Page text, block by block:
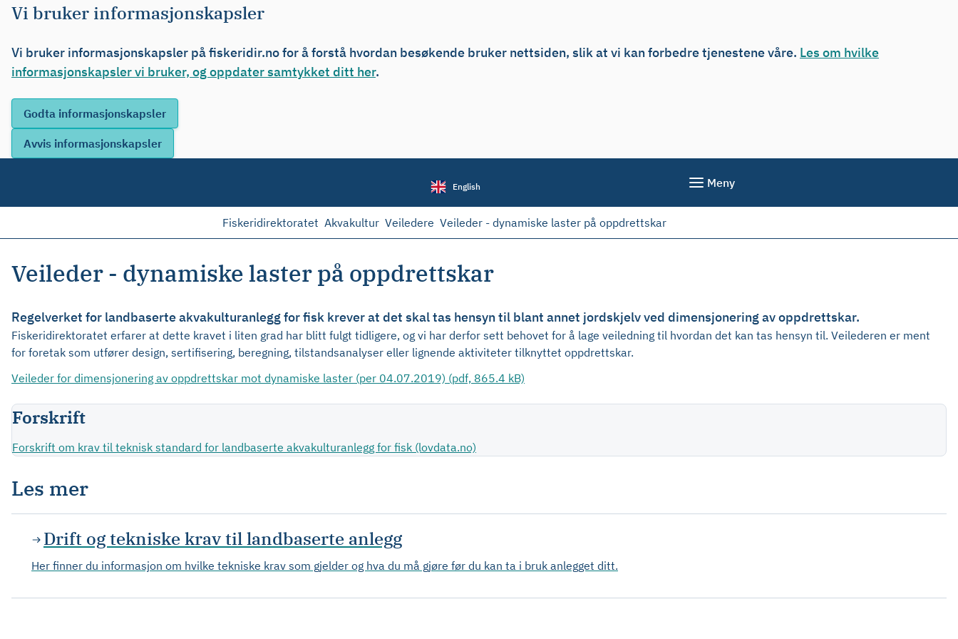
Vi bruker informasjonskapsler
Vi bruker informasjonskapsler på fiskeridir.no for å forstå hvordan besøkende bruker nettsiden, slik at vi kan forbedre tjenestene våre. Les om hvilke
informasjonskapsler vi bruker, og oppdater samtykket ditt her.
English Meny
Fiskeridirektoratet Akvakultur Veiledere Veileder - dynamiske laster på oppdrettskar
Veileder - dynamiske laster på oppdrettskar
Regelverket for landbaserte akvakulturanlegg for fisk krever at det skal tas hensyn til blant annet jordskjelv ved dimensjonering av oppdrettskar.
Fiskeridirektoratet erfarer at dette kravet i liten grad har blitt fulgt tidligere, og vi har derfor sett behovet for å lage veiledning til hvordan det kan tas hensyn til. Veilederen er ment
for foretak som utfører design, sertifisering, beregning, tilstandsanalyser eller lignende aktiviteter tilknyttet oppdrettskar.
Veileder for dimensjonering av oppdrettskar mot dynamiske laster (per 04.07.2019) (pdf, 865.4 kB)
Forskrift
Forskrift om krav til teknisk standard for landbaserte akvakulturanlegg for fisk (lovdata.no)
Les mer
Drift og tekniske krav til landbaserte anlegg
Her finner du informasjon om hvilke tekniske krav som gjelder og hva du må gjøre før du kan ta i bruk anlegget ditt.